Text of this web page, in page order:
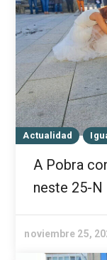
Actualidad
A Pobra
neste 25-N
noviembre 25,